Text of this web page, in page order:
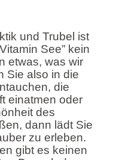
und Trubel ist
See” kein
etwas, was wir
Sie also in die
die
einatmen oder
des
dann lädt Sie
zu erleben.
gibt es keinen